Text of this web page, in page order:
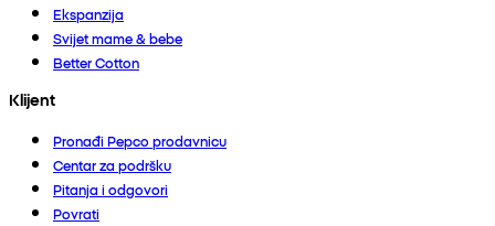
Ekspanzija
Svijet mame & bebe
Better Cotton
Klijent
Pronađi Pepco prodavnicu
Centar za podršku
Pitanja i odgovori
Povrati